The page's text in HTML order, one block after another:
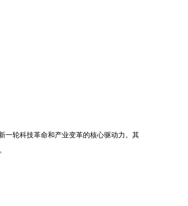
一轮科技革命和产业变革的核心驱动力。其